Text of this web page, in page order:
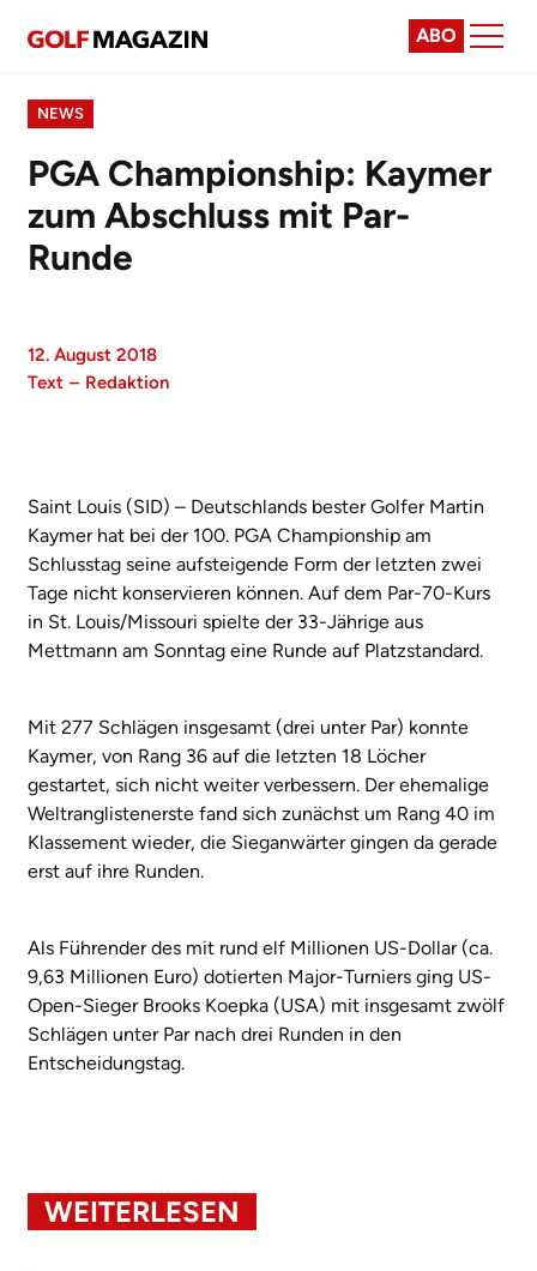
ABO
NEWS
PGA Championship: Kaymer
zum Abschluss mit Par-
Runde
12. August 2018
Text – Redaktion
Saint Louis (SID) – Deutschlands bester Golfer Martin
Kaymer hat bei der 100. PGA Championship am
Schlusstag seine aufsteigende Form der letzten zwei
Tage nicht konservieren können. Auf dem Par-70-Kurs
in St. Louis/Missouri spielte der 33-Jährige aus
Mettmann am Sonntag eine Runde auf Platzstandard.
Mit 277 Schlägen insgesamt (drei unter Par) konnte
Kaymer, von Rang 36 auf die letzten 18 Löcher
gestartet, sich nicht weiter verbessern. Der ehemalige
Weltranglistenerste fand sich zunächst um Rang 40 im
Klassement wieder, die Sieganwärter gingen da gerade
erst auf ihre Runden.
Als Führender des mit rund elf Millionen US-Dollar (ca.
9,63 Millionen Euro) dotierten Major-Turniers ging US-
Open-Sieger Brooks Koepka (USA) mit insgesamt zwölf
Schlägen unter Par nach drei Runden in den
Entscheidungstag.
WEITERLESEN